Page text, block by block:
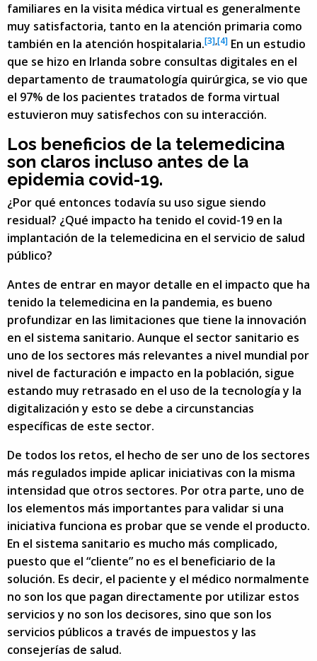
familiares en la visita médica virtual es generalmente
muy satisfactoria, tanto en la atención primaria como
también en la atención hospitalaria.[3],[4] En un estudio
que se hizo en Irlanda sobre consultas digitales en el
departamento de traumatología quirúrgica, se vio que
el 97% de los pacientes tratados de forma virtual
estuvieron muy satisfechos con su interacción.
Los beneficios de la telemedicina
son claros incluso antes de la
epidemia covid-19.
¿Por qué entonces todavía su uso sigue siendo
residual? ¿Qué impacto ha tenido el covid-19 en la
implantación de la telemedicina en el servicio de salud
público?
Antes de entrar en mayor detalle en el impacto que ha
tenido la telemedicina en la pandemia, es bueno
profundizar en las limitaciones que tiene la innovación
en el sistema sanitario. Aunque el sector sanitario es
uno de los sectores más relevantes a nivel mundial por
nivel de facturación e impacto en la población, sigue
estando muy retrasado en el uso de la tecnología y la
digitalización y esto se debe a circunstancias
específicas de este sector.
De todos los retos, el hecho de ser uno de los sectores
más regulados impide aplicar iniciativas con la misma
intensidad que otros sectores. Por otra parte, uno de
los elementos más importantes para validar si una
iniciativa funciona es probar que se vende el producto.
En el sistema sanitario es mucho más complicado,
puesto que el “cliente” no es el beneficiario de la
solución. Es decir, el paciente y el médico normalmente
no son los que pagan directamente por utilizar estos
servicios y no son los decisores, sino que son los
servicios públicos a través de impuestos y las
consejerías de salud.